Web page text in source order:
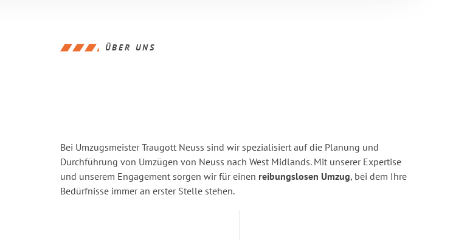
ÜBER UNS
Bei Umzugsmeister Traugott Neuss sind wir spezialisiert auf die Planung und
Durchführung von Umzügen von Neuss nach West Midlands. Mit unserer Expertise
und unserem Engagement sorgen wir für einen reibungslosen Umzug, bei dem Ihre
Bedürfnisse immer an erster Stelle stehen.